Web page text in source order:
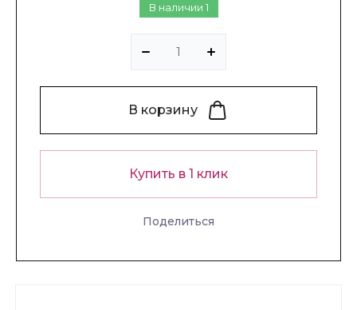
В наличии 1
В корзину
Купить в 1 клик
Поделиться